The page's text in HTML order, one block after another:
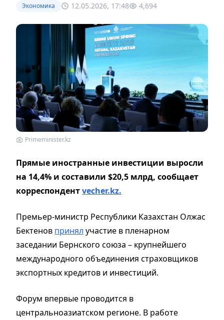
Экономика 12.05.2026, 17:48 4,694
Primeminister.kz
Прямые иностранные инвестиции выросли
на 14,4% и составили $20,5 млрд, сообщает
корреспондентvecher.kz.
Премьер-министр Республики Казахстан Олжас
Бектенов принял участие в пленарном
заседании Бернского союза – крупнейшего
международного объединения страховщиков
экспортных кредитов и инвестиций.
Форум впервые проводится в
центральноазиатском регионе. В работе